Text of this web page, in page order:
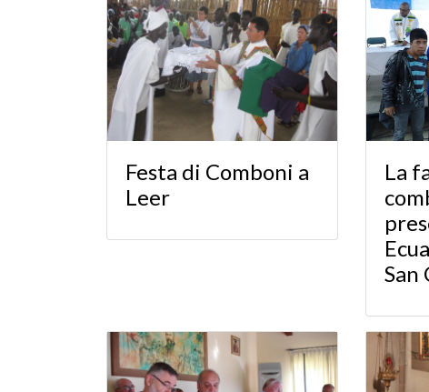
Festa di Comboni a
Leer
La
San